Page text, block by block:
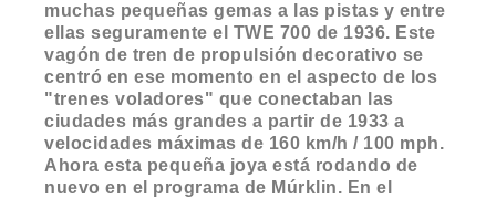
muchas pequeñas gemas a las pistas y entre
ellas seguramente el TWE 700 de 1936. Este
vagón de tren de propulsión decorativo se
centró en ese momento en el aspecto de los
"trenes voladores" que conectaban las
ciudades más grandes a partir de 1933 a
velocidades máximas de 160 km/h / 100 mph.
Ahora esta pequeña joya está rodando de
nuevo en el programa de Múrklin. En el